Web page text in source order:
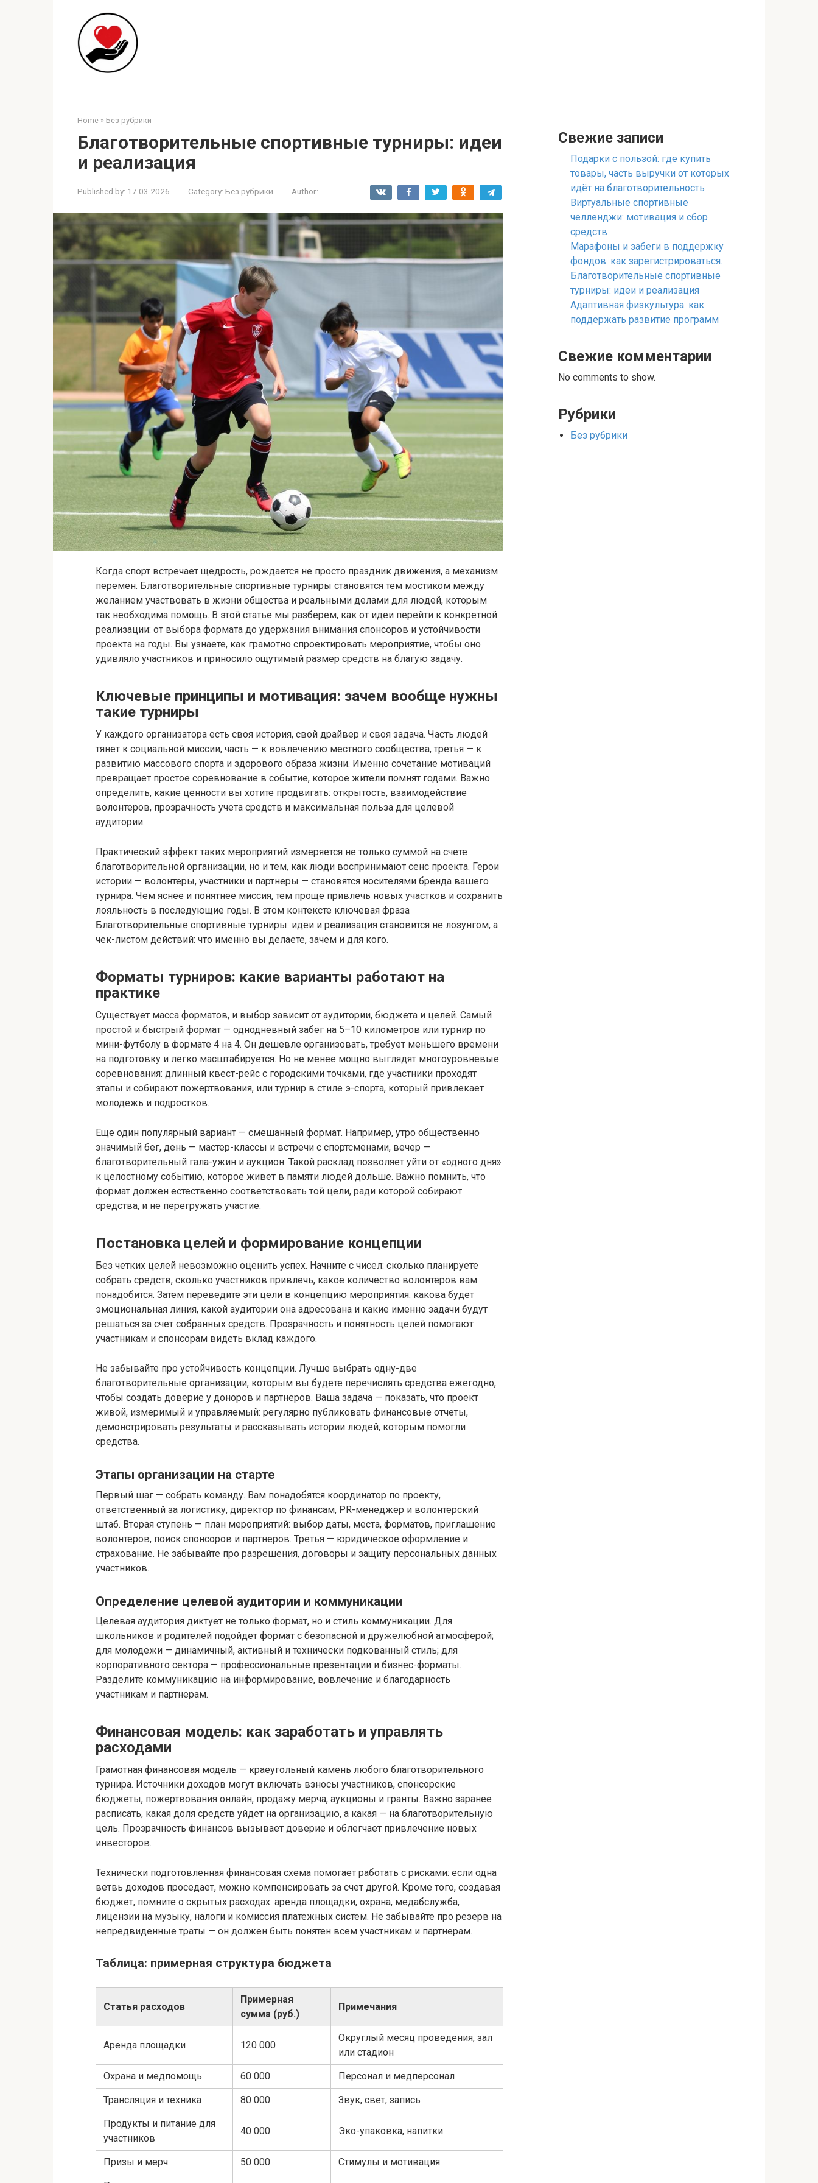
Home » Без рубрики
Благотворительные спортивные турниры: идеи
и реализация
Published by: 17.03.2026 Category: Без рубрики Author:
Когда спорт встречает щедрость, рождается не просто праздник движения, а механизм
перемен. Благотворительные спортивные турниры становятся тем мостиком между
желанием участвовать в жизни общества и реальными делами для людей, которым
так необходима помощь. В этой статье мы разберем, как от идеи перейти к конкретной
реализации: от выбора формата до удержания внимания спонсоров и устойчивости
проекта на годы. Вы узнаете, как грамотно спроектировать мероприятие, чтобы оно
удивляло участников и приносило ощутимый размер средств на благую задачу.
Ключевые принципы и мотивация: зачем вообще нужны
такие турниры
У каждого организатора есть своя история, свой драйвер и своя задача. Часть людей
тянет к социальной миссии, часть — к вовлечению местного сообщества, третья — к
развитию массового спорта и здорового образа жизни. Именно сочетание мотиваций
превращает простое соревнование в событие, которое жители помнят годами. Важно
определить, какие ценности вы хотите продвигать: открытость, взаимодействие
волонтеров, прозрачность учета средств и максимальная польза для целевой
аудитории.
Практический эффект таких мероприятий измеряется не только суммой на счете
благотворительной организации, но и тем, как люди воспринимают сенс проекта. Герои
истории — волонтеры, участники и партнеры — становятся носителями бренда вашего
турнира. Чем яснее и понятнее миссия, тем проще привлечь новых участков и сохранить
лояльность в последующие годы. В этом контексте ключевая фраза
Благотворительные спортивные турниры: идеи и реализация становится не лозунгом, а
чек-листом действий: что именно вы делаете, зачем и для кого.
Форматы турниров: какие варианты работают на
практике
Существует масса форматов, и выбор зависит от аудитории, бюджета и целей. Самый
простой и быстрый формат — однодневный забег на 5–10 километров или турнир по
мини-футболу в формате 4 на 4. Он дешевле организовать, требует меньшего времени
на подготовку и легко масштабируется. Но не менее мощно выглядят многоуровневые
соревнования: длинный квест-рейс с городскими точками, где участники проходят
этапы и собирают пожертвования, или турнир в стиле э-спорта, который привлекает
молодежь и подростков.
Еще один популярный вариант — смешанный формат. Например, утро общественно
значимый бег, день — мастер-классы и встречи с спортсменами, вечер —
благотворительный гала-ужин и аукцион. Такой расклад позволяет уйти от «одного дня»
к целостному событию, которое живет в памяти людей дольше. Важно помнить, что
формат должен естественно соответствовать той цели, ради которой собирают
средства, и не перегружать участие.
Постановка целей и формирование концепции
Без четких целей невозможно оценить успех. Начните с чисел: сколько планируете
собрать средств, сколько участников привлечь, какое количество волонтеров вам
понадобится. Затем переведите эти цели в концепцию мероприятия: какова будет
эмоциональная линия, какой аудитории она адресована и какие именно задачи будут
решаться за счет собранных средств. Прозрачность и понятность целей помогают
участникам и спонсорам видеть вклад каждого.
Не забывайте про устойчивость концепции. Лучше выбрать одну-две
благотворительные организации, которым вы будете перечислять средства ежегодно,
чтобы создать доверие у доноров и партнеров. Ваша задача — показать, что проект
живой, измеримый и управляемый: регулярно публиковать финансовые отчеты,
демонстрировать результаты и рассказывать истории людей, которым помогли
средства.
Этапы организации на старте
Первый шаг — собрать команду. Вам понадобятся координатор по проекту,
ответственный за логистику, директор по финансам, PR-менеджер и волонтерский
штаб. Вторая ступень — план мероприятий: выбор даты, места, форматов, приглашение
волонтеров, поиск спонсоров и партнеров. Третья — юридическое оформление и
страхование. Не забывайте про разрешения, договоры и защиту персональных данных
участников.
Определение целевой аудитории и коммуникации
Целевая аудитория диктует не только формат, но и стиль коммуникации. Для
школьников и родителей подойдет формат с безопасной и дружелюбной атмосферой;
для молодежи — динамичный, активный и технически подкованный стиль; для
корпоративного сектора — профессиональные презентации и бизнес-форматы.
Разделите коммуникацию на информирование, вовлечение и благодарность
участникам и партнерам.
Финансовая модель: как заработать и управлять
расходами
Грамотная финансовая модель — краеугольный камень любого благотворительного
турнира. Источники доходов могут включать взносы участников, спонсорские
бюджеты, пожертвования онлайн, продажу мерча, аукционы и гранты. Важно заранее
расписать, какая доля средств уйдет на организацию, а какая — на благотворительную
цель. Прозрачность финансов вызывает доверие и облегчает привлечение новых
инвесторов.
Технически подготовленная финансовая схема помогает работать с рисками: если одна
ветвь доходов проседает, можно компенсировать за счет другой. Кроме того, создавая
бюджет, помните о скрытых расходах: аренда площадки, охрана, медабслужба,
лицензии на музыку, налоги и комиссия платежных систем. Не забывайте про резерв на
непредвиденные траты — он должен быть понятен всем участникам и партнерам.
Таблица: примерная структура бюджета
Статья расходов
Примерная
сумма (руб.)
Примечания
Аренда площадки 120 000
Округлый месяц проведения, зал
или стадион
Охрана и медпомощь 60 000 Персонал и медперсонал
Трансляция и техника 80 000 Звук, свет, запись
Продукты и питание для
участников
40 000 Эко-упаковка, напитки
Призы и мерч 50 000 Стимулы и мотивация
Свежие записи
Подарки с пользой: где купить
товары, часть выручки от которых
идёт на благотворительность
Виртуальные спортивные
челленджи: мотивация и сбор
средств
Марафоны и забеги в поддержку
фондов: как зарегистрироваться.
Благотворительные спортивные
турниры: идеи и реализация
Адаптивная физкультура: как
поддержать развитие программ
Свежие комментарии
No comments to show.
Рубрики
Без рубрики